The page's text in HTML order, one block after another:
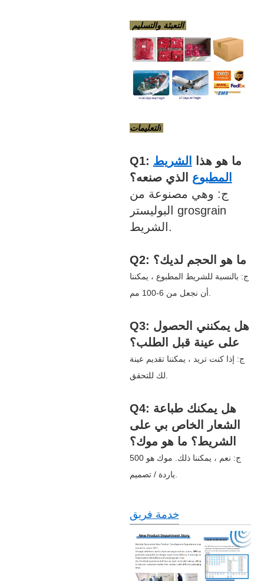
التعبئة والتسليم
التعليمات
Q1: ما هو هذا
الشريط
المطبوع الذي صنعه؟
ج: وهي مصنوعة من
البوليستر grosgrain
الشريط.
Q2: ما هو الحجم لديك؟
ج: بالنسبة للشريط المطبوع ، يمكننا
Q3: هل يمكنني الحصول
على عينة قبل الطلب؟
ج: إذا كنت تريد ، يمكننا تقديم عينة
Q4: هل يمكنك طباعة
الشعار الخاص بي على
الشريط؟ ما هو موك؟
ج: نعم ، يمكننا ذلك. موك هو 500
خدمة فريق